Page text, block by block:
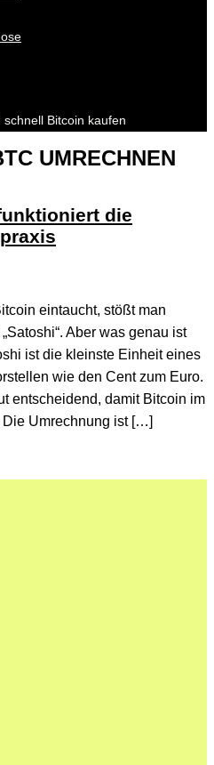
schnell Bitcoin kaufen
UMRECHNEN
die
eintaucht, stößt man
Aber was genau ist
ist die kleinste Einheit eines
wie den Cent zum Euro.
entscheidend, damit Bitcoin im
Umrechnung ist […]